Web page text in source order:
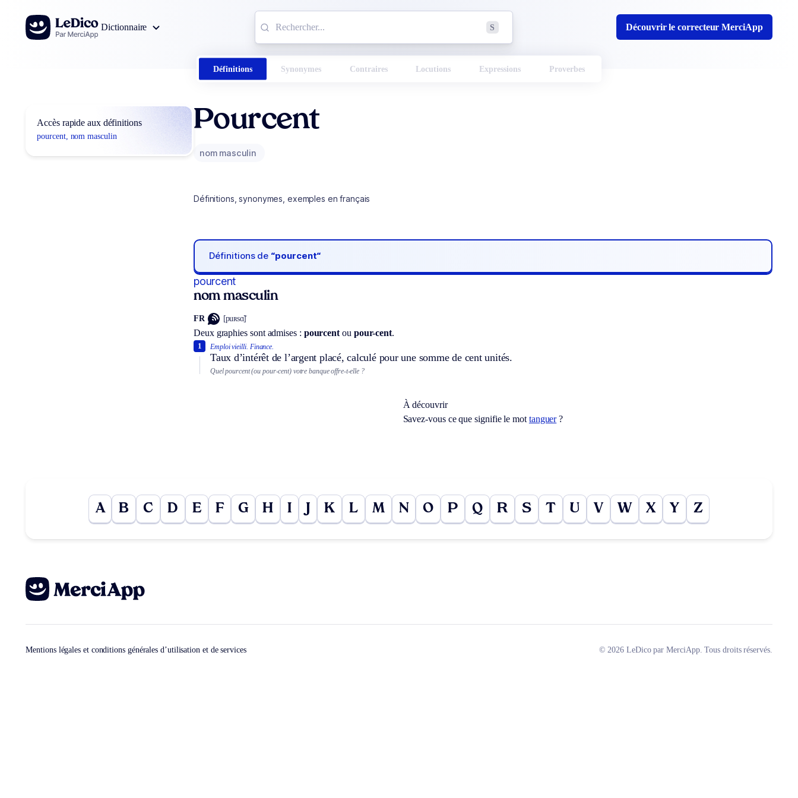
Aller au contenu
Dictionnaire
S Découvrir le correcteur MerciApp
Définitions Synonymes Contraires Locutions Expressions Proverbes
Accès rapide aux définitions
pourcent, nom masculin
Pourcent
nom masculin
Définitions, synonymes, exemples en français
Définitions de “pourcent“
pourcent
nom masculin
FR [puʀsɑ̃]
Deux graphies sont admises : pourcent ou pour-cent.
Emploi vieilli. Finance.
Taux d’intérêt de l’argent placé, calculé pour une somme de cent unités.
1
Quel pourcent (ou pour-cent) votre banque offre-t-elle ?
À découvrir
Savez-vous ce que signifie le mot tanguer?
A B C D E F G H I J K L M N O P Q R S T U V W X Y Z
Mentions légales et conditions générales d’utilisation et de services © 2026 LeDico par MerciApp. Tous droits réservés.